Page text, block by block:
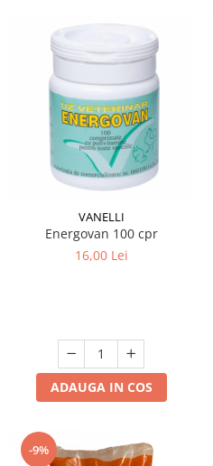
VANELLI
Energovan 100 cpr
16,00 Lei
ADAUGA IN COS
-9%